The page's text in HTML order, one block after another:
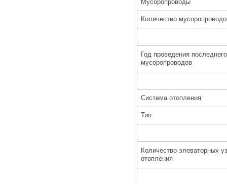
Мусоропроводы
Количество
Год проведения
мусоропроводов
Система отопления
Тип
Количество элеваторных
отопления